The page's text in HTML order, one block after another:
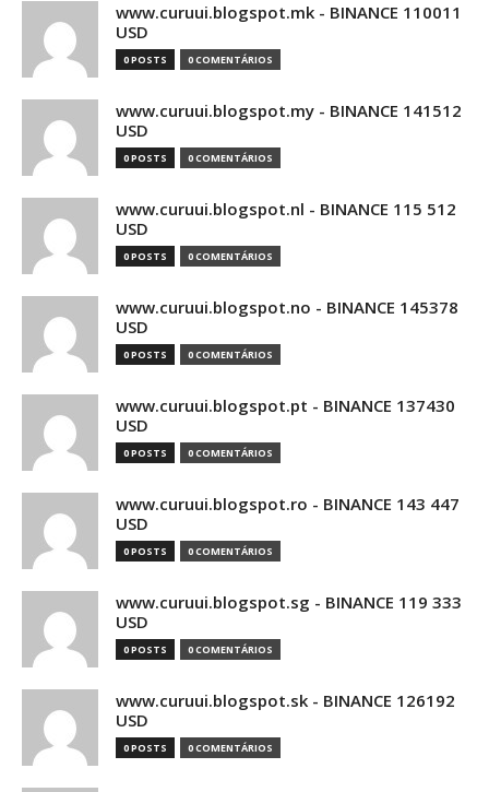
www.curuui.blogspot.mk - BINANCE 110011
USD
0 POSTS 0 COMENTÁRIOS
www.curuui.blogspot.my - BINANCE 141512
USD
0 POSTS 0 COMENTÁRIOS
www.curuui.blogspot.nl - BINANCE 115 512
USD
0 POSTS 0 COMENTÁRIOS
www.curuui.blogspot.no - BINANCE 145378
USD
0 POSTS 0 COMENTÁRIOS
www.curuui.blogspot.pt - BINANCE 137430
USD
0 POSTS 0 COMENTÁRIOS
www.curuui.blogspot.ro - BINANCE 143 447
USD
0 POSTS 0 COMENTÁRIOS
www.curuui.blogspot.sg - BINANCE 119 333
USD
0 POSTS 0 COMENTÁRIOS
www.curuui.blogspot.sk - BINANCE 126192
USD
0 POSTS 0 COMENTÁRIOS